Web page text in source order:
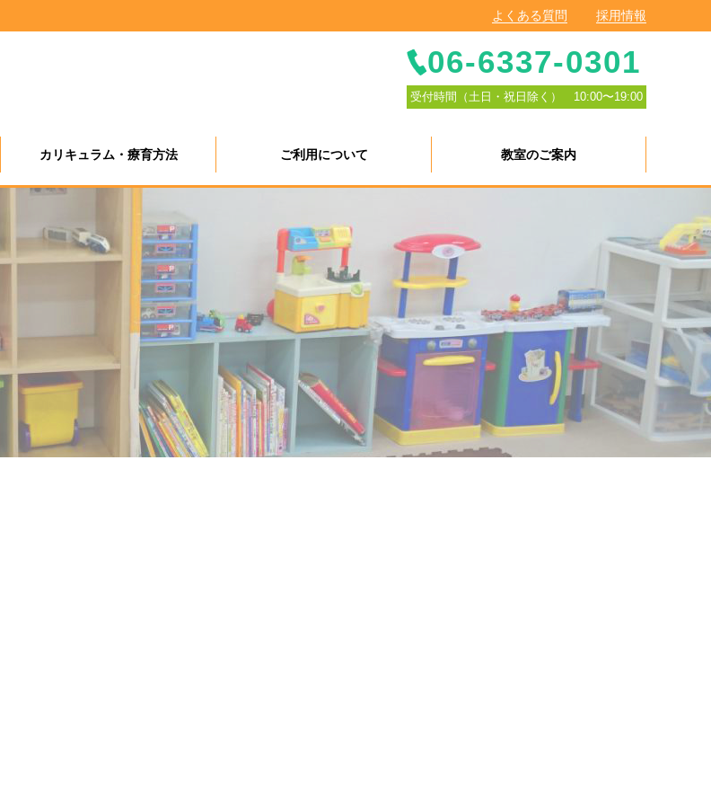
よくある質問 採用情報
06-6337-0301
受付時間（土日・祝日除く） 10:00〜19:00
カリキュラム・療育方法 ご利用について 教室のご案内